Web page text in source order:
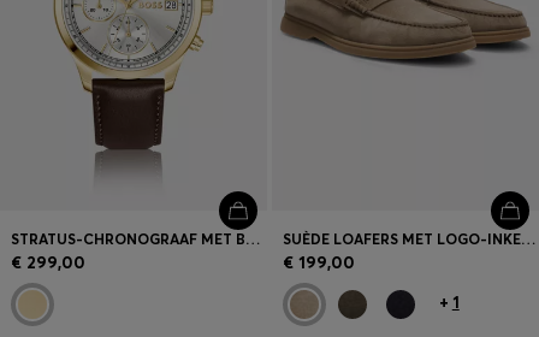
STRATUS-CHRONOGRAAF MET BRUINE LEREN POLSBAND
€ 299,00
SUÈDE LOAFERS MET LOGO-INKEPING
€ 199,00
+ 1